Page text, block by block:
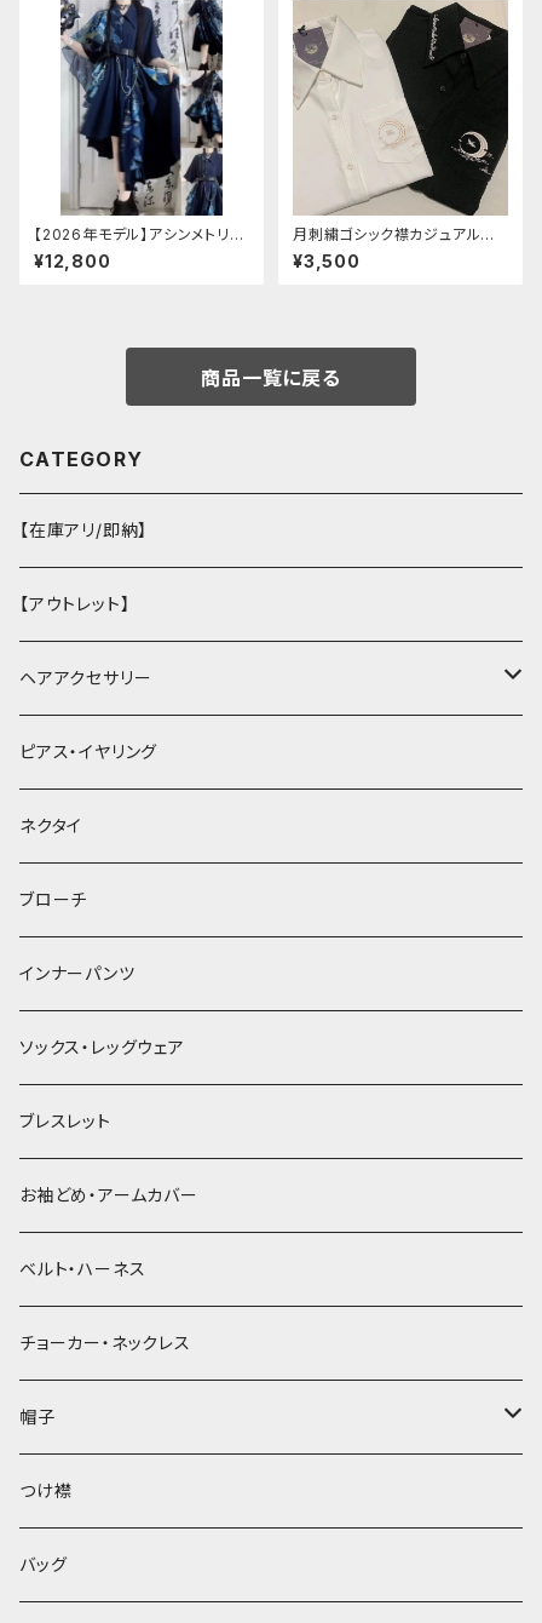
【2026年モデル】アシンメトリー
チャイナ改良ドレス
¥12,800
月刺繍ゴシック襟カジュアルブラ
ウス(長袖)
¥3,500
商品一覧に戻る
CATEGORY
【在庫アリ/即納】
【アウトレット】
ヘアアクセサリー
ヘアクリップ
ヘッドドレス・カチューシャ
ヘアゴム
簪
ピアス・イヤリング
ネクタイ
ブローチ
インナーパンツ
ソックス・レッグウェア
ブレスレット
お袖どめ・アームカバー
ベルト・ハーネス
チョーカー・ネックレス
帽子
ベレー帽
つけ襟
バッグ